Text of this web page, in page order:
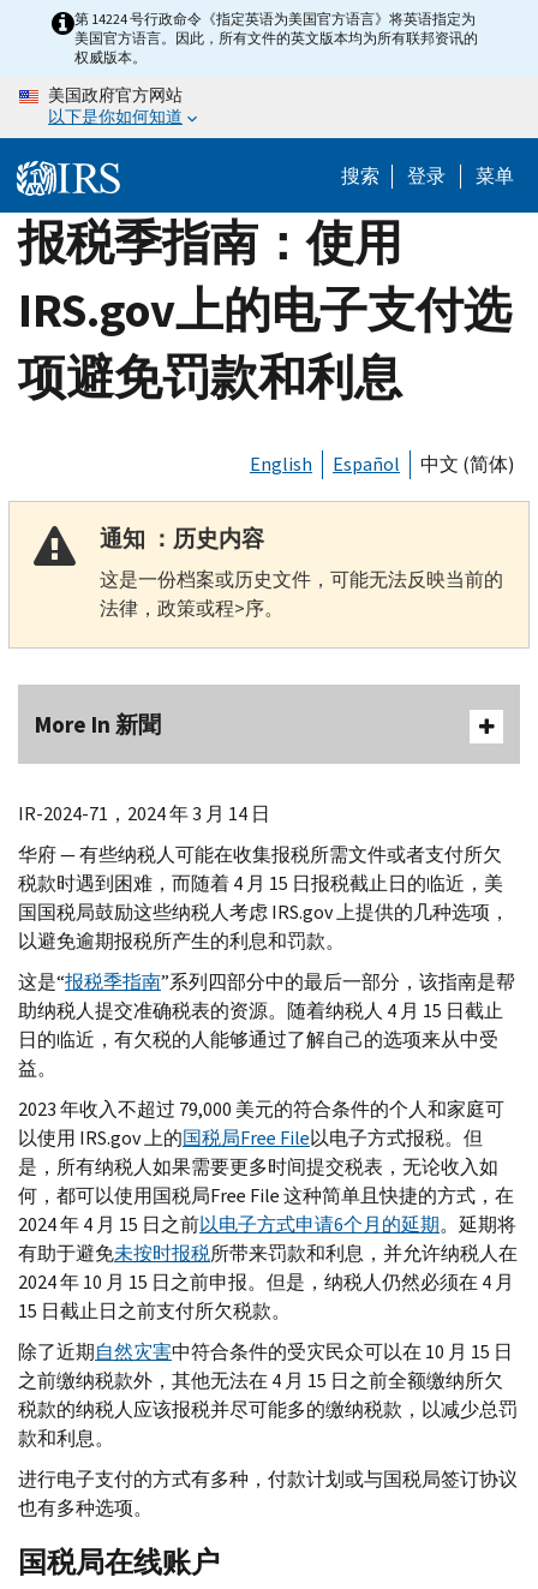
content
第 14224 号行政命令《指定英语为美国官方语言》将英语指定为
美国官方语言。因此，所有文件的英文版本均为所有联邦资讯的
权威版本。
美国政府官方网站
以下是你如何知道
搜索 登录 菜单
报税季指南：使用
IRS.gov上的电子支付选
项避免罚款和利息
English Español 中文 (简体)
通知 ：历史内容
这是一份档案或历史文件，可能无法反映当前的
法律，政策或程>序。
More In 新聞
IR-2024-71，2024 年 3 月 14 日
华府 — 有些纳税人可能在收集报税所需文件或者支付所欠
税款时遇到困难，而随着 4 月 15 日报税截止日的临近，美
国国税局鼓励这些纳税人考虑IRS.gov上提供的几种选项，
以避免逾期报税所产生的利息和罚款。
这是“报税季指南”系列四部分中的最后一部分，该指南是帮
助纳税人提交准确税表的资源。随着纳税人 4 月 15 日截止
日的临近，有欠税的人能够通过了解自己的选项来从中受
益。
2023 年收入不超过 79,000 美元的符合条件的个人和家庭可
以使用 IRS.gov上的国税局Free File以电子方式报税。但
是，所有纳税人如果需要更多时间提交税表，无论收入如
何，都可以使用国税局Free File这种简单且快捷的方式，在
2024 年 4 月 15 日之前以电子方式申请6个月的延期。延期将
有助于避免未按时报税所带来罚款和利息，并允许纳税人在
2024 年 10 月 15 日之前申报。但是，纳税人仍然必须在 4 月
15 日截止日之前支付所欠税款。
除了近期自然灾害中符合条件的受灾民众可以在 10 月 15 日
之前缴纳税款外，其他无法在 4 月 15 日之前全额缴纳所欠
税款的纳税人应该报税并尽可能多的缴纳税款，以减少总罚
款和利息。
进行电子支付的方式有多种，付款计划或与国税局签订协议
也有多种选项。
国税局在线账户